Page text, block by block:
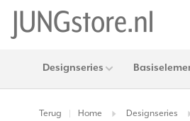
Designseries
Terug Home Designseries